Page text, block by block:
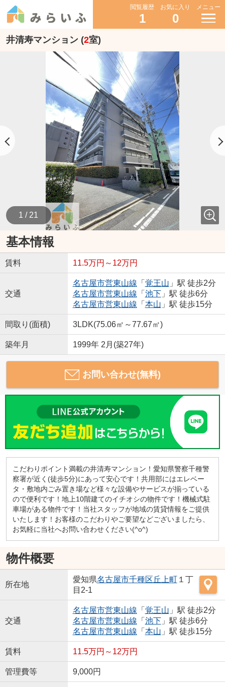
閲覧履歴
1
お気に入り
0
メニュー
井清寿マンション (2室)
1 / 21
基本情報
賃料 11.5万円～12万円
交通
名古屋市営東山線 「 覚王山 」駅 徒歩2分
名古屋市営東山線 「 池下」駅 徒歩6分
名古屋市営東山線 「 本山 」駅 徒歩15分
間取り(面積) 3LDK(75.06㎡～77.67㎡)
築年月 1999年 2月(築27年)
お問い合わせ(無料)
こだわりポイント満載の井清寿マンション！愛知県警察千種警
察署が近く(徒歩5分)にあって安心です！共用部にはエレベー
タ・敷地内ごみ置き場など様々な設備やサービスが揃っている
ので便利です！地上10階建てのイチオシの物件です！機械式駐
車場がある物件です！当社スタッフが地域の賃貸情報をご提供
いたします！お客様のこだわりやご要望などございましたら、
お気軽に当社へお問い合わせください(^o^)
物件概要
所在地
愛知県名古屋市千種区 丘上町１丁
目2-1
交通
名古屋市営東山線 「 覚王山 」駅 徒歩2分
名古屋市営東山線 「 池下」駅 徒歩6分
名古屋市営東山線 「 本山 」駅 徒歩15分
賃料 11.5万円～12万円
管理費等 9,000円